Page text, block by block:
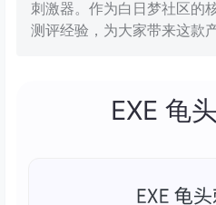
刺激器。作为白日梦社区的
测评经验，为大家带来这款
EXE 龟